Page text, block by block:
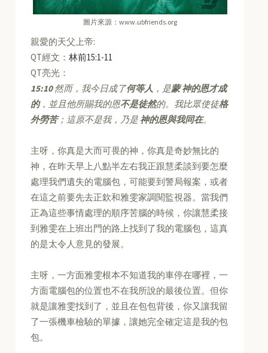
圖片來源：www.ubfriends.org
親愛的天父上帝:
QT經文：林前15:1-11
QT亮光：
15:10然而，我今日成了何等人 ，是蒙 神的恩才成
的，並且他所賜我的恩不是徒然的。我比眾使徒格
外勞苦；這原不是我，乃是神的恩與我同在。
主呀，你真是大而可畏的神，你真是奇妙無比的
神，在昨天早上八點半左右我正跟慧柔談到要怎麼
處理我們遺失的電腦包，可能要到警局報案，或者
在這之前要先去正欽和雅雯家調閱監視器。當我們
正為這些事情處理的順序苦腦的時候，你讓慧柔接
到雅雯在上班出門的路上找到了我的電腦包，這真
的是太令人意見的發展。
主呀，一方面雅雯根本不知道我的車停在哪裡，一
方面電腦包的位置也不在我所說的最後位置。但你
就是讓雅雯找到了，並且在包包背後，你又讓我留
了一張機車檢驗的單據，讓她完全確定這是我的包
包。